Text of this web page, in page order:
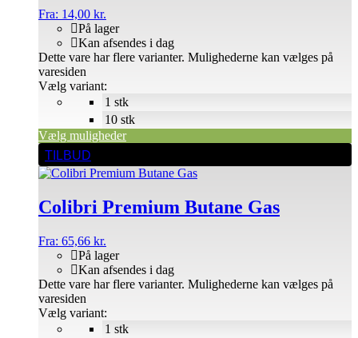
Fra: 14,00 kr.
På lager
Kan afsendes i dag
Vælg variant:
Vælg muligheder
Dette vare har flere varianter. Mulighederne kan vælges på
varesiden
1 stk
10 stk
TILBUD
Colibri Premium Butane Gas
Fra: 65,66 kr.
På lager
Kan afsendes i dag
Vælg variant:
Dette vare har flere varianter. Mulighederne kan vælges på
varesiden
1 stk